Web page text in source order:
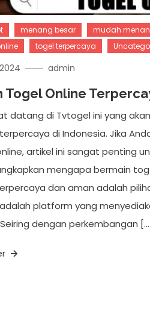
menang besar mudah
togel terpercaya
admin
Togel Online
datang di Tvtogel ini yang
di Indonesia. Jika
artikel ini sangat penting
mengapa bermain
dan aman adalah
platform yang
dengan perkembangan